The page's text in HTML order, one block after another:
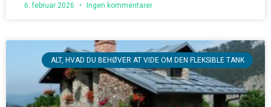
6. februar 2026 Ingen kommentarer
ALT, HVAD DU BEHØVER AT VIDE OM DEN FLEKSIBLE TANK